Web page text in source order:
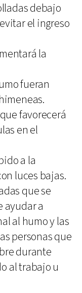
debajo
el ingreso
la
fueran
favorecerá
en el
a la
luces bajas.
que se
ayudar a
al humo y las
personas que
durante
al trabajo u